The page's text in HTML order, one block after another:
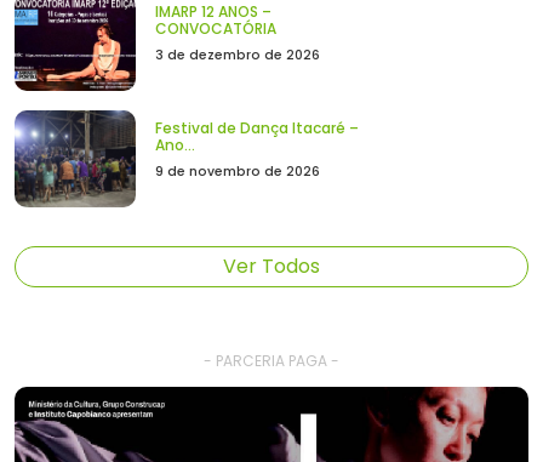
IMARP 12 ANOS –
CONVOCATÓRIA
3 de dezembro de 2026
Festival de Dança Itacaré –
Ano...
9 de novembro de 2026
Ver Todos
- PARCERIA PAGA -